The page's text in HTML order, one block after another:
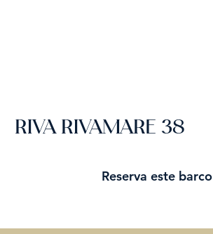
RIVA RIVAMARE 38
Reserva este barco